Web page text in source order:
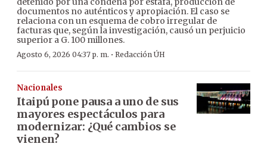
documentos no auténticos y apropiación. El caso se
relaciona con un esquema de cobro irregular de
facturas que, según la investigación, causó un perjuicio
superior a G. 100 millones.
Agosto 6, 2026 04:37 p. m. · Redacción ÚH
Nacionales
Itaipú pone pausa a uno de sus
mayores espectáculos para
modernizar: ¿Qué cambios se
vienen?